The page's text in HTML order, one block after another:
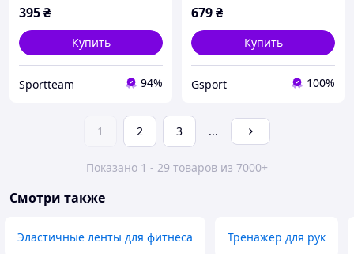
395₴
Купить
Sportteam 94%
679₴
Купить
Gsport 100%
1 2 3 ...
Показано 1 - 29 товаров из 7000+
Смотри также
Эластичные ленты для фитнеса Тренажер для рук